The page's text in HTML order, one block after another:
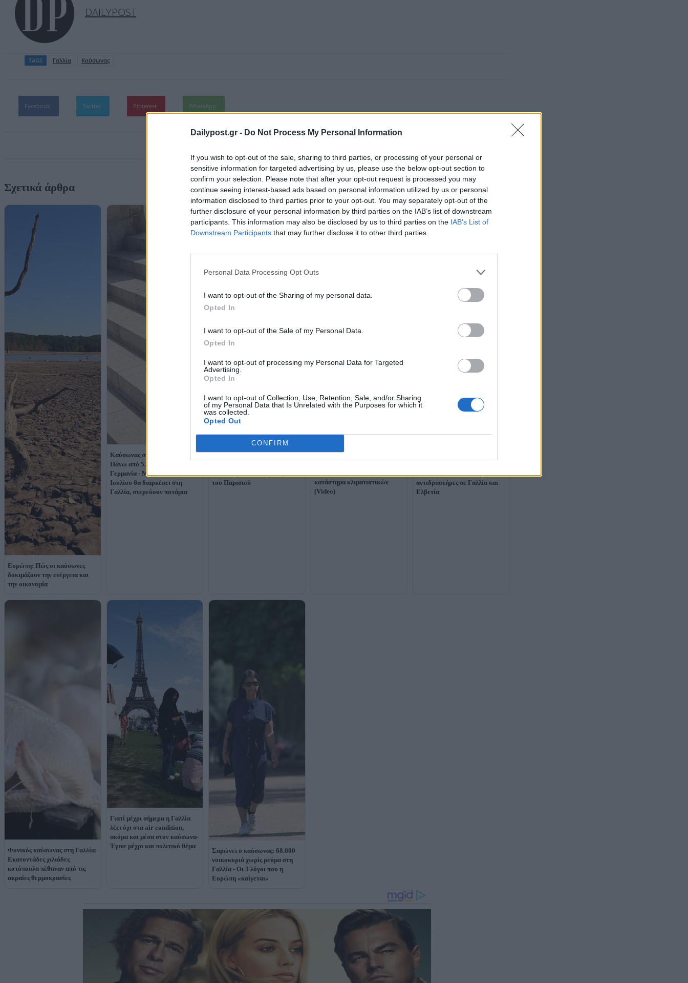
Dailypost.gr - Do Not Process My Personal Information
If you wish to opt-out of the sale, sharing to third parties, or processing of your personal or
sensitive information for targeted advertising by us, please use the below opt-out section to
confirm your selection. Please note that after your opt-out request is processed you may
continue seeing interest-based ads based on personal information utilized by us or personal
information disclosed to third parties prior to your opt-out. You may separately opt-out of the
further disclosure of your personal information by third parties on the IAB’s list of downstream
participants. This information may also be disclosed by us to third parties on the IAB’s List of
Downstream Participants that may further disclose it to other third parties.
Personal Data Processing Opt Outs
I want to opt-out of the Sharing of my personal data.
Opted In
I want to opt-out of the Sale of my Personal Data.
Opted In
I want to opt-out of processing my Personal Data for Targeted
Advertising.
Opted In
I want to opt-out of Collection, Use, Retention, Sale, and/or Sharing
of my Personal Data that Is Unrelated with the Purposes for which it
was collected.
Opted Out
CONFIRM
DAILYPOST
TAGS Γαλλία Καύσωνας
Facebook Twitter Pinterest WhatsApp
Σχετικά άρθρα
Ευρώπη: Πώς οι καύσωνες
δοκιμάζουν την ενέργεια και
την οικονομία
Καύσωνας στην Ευρώπη:
Πάνω από 5.000 θάνατοι στη
Γερμανία - Μέχρι τις 14
Ιουλίου θα διαρκέσει στη
Γαλλία, στερεύουν ποτάμια
Δραματικές εικόνες στη Γαλλία
του Παρισιού
κατάστημα κλιματιστικών
(Video)
αντιδραστήρες σε Γαλλία και
Ελβετία
Φονικός καύσωνας στη Γαλλία:
Εκατοντάδες χιλιάδες
κοτόπουλα πέθαναν από τις
ακραίες θερμοκρασίες
Γιατί μέχρι σήμερα η Γαλλία
λέει όχι στα air condition,
ακόμα και μέσα στον καύσωνα-
Έγινε μέχρι και πολιτικό θέμα
Σαρώνει ο καύσωνας: 68.000
νοικοκυριά χωρίς ρεύμα στη
Γαλλία - Οι 3 λόγοι που η
Ευρώπη «καίγεται»